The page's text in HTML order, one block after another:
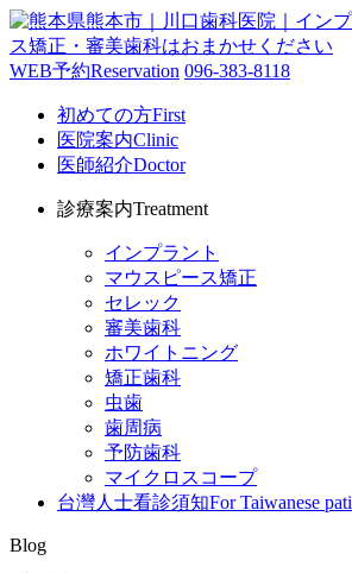
WEB予約Reservation 096-383-8118
初めての方First
医院案内Clinic
医師紹介Doctor
診療案内Treatment
インプラント
マウスピース矯正
セレック
審美歯科
ホワイトニング
矯正歯科
虫歯
歯周病
予防歯科
マイクロスコープ
台灣人士看診須知For Taiwanese
Blog